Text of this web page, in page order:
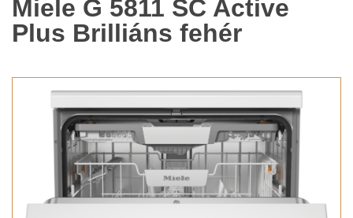
Miele G 5811 SC Active
Plus Brilliáns fehér